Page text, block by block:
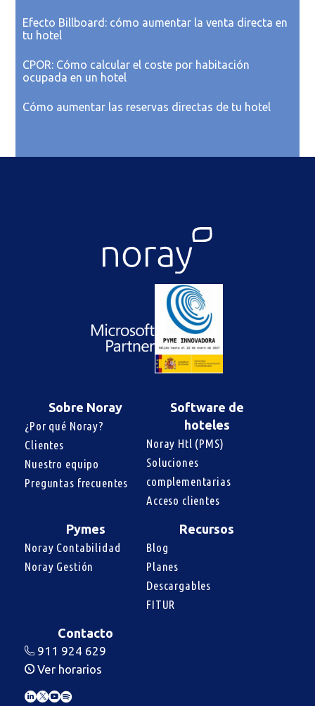
Efecto Billboard: cómo aumentar la venta directa en
tu hotel
CPOR: Cómo calcular el coste por habitación
ocupada en un hotel
Cómo aumentar las reservas directas de tu hotel
Sobre Noray
¿Por qué Noray?
Clientes
Nuestro equipo
Preguntas frecuentes
Software de
hoteles
Noray Htl (PMS)
Soluciones
complementarias
Acceso clientes
Pymes
Noray Contabilidad
Noray Gestión
Recursos
Blog
Planes
Descargables
FITUR
Contacto
Ver horarios
911 924 629